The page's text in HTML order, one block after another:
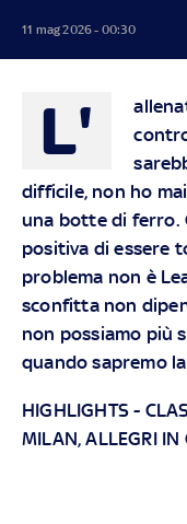
11 mag 2026 - 00:30
L'
difficile, non ho
una botte di ferro.
positiva di essere
problema non è
sconfitta non
non possiamo più
quando sapremo
HIGHLIGHTS -
MILAN, ALLEGRI IN